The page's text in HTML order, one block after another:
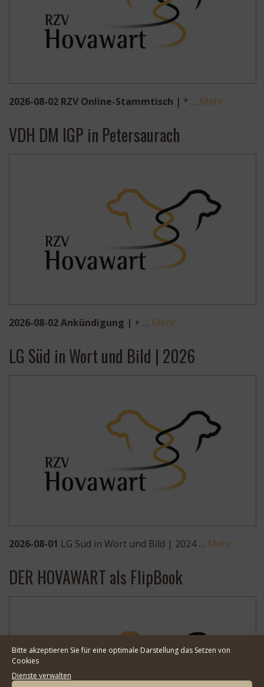
Bitte akzeptieren Sie für eine optimale Darstellung das Setzen von
Cookies
Dienste verwalten
2026-08-02 RZV Online-Stammtisch | * … Mehr
VDH DM IGP in Petersaurach
2026-08-02 Ankündigung | + … Mehr
LG Süd in Wort und Bild | 2026
2026-08-01 LG Süd in Wort und Bild | 2024 … Mehr
DER HOVAWART als FlipBook